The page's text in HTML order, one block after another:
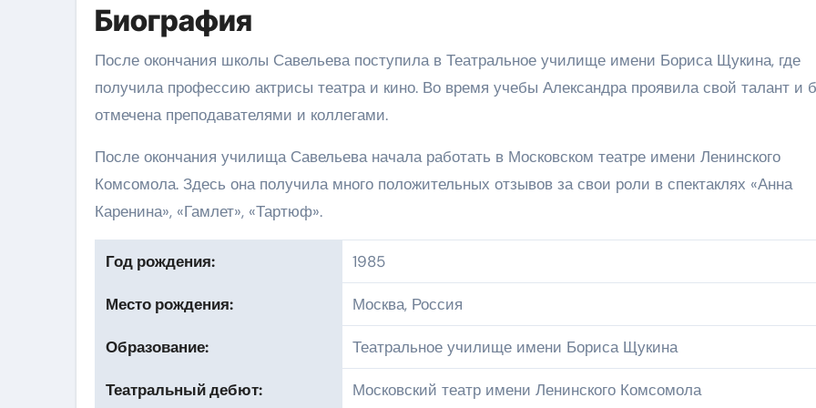
Биография
После окончания школы Савельева поступила в Театральное училище имени Бориса Щукина, где
получила профессию актрисы театра и кино. Во время учебы Александра проявила свой талант и
отмечена преподавателями и коллегами.
После окончания училища Савельева начала работать в Московском театре имени Ленинского
Комсомола. Здесь она получила много положительных отзывов за свои роли в спектаклях «Анна
Каренина», «Гамлет», «Тартюф».
Год рождения: 1985
Место рождения: Москва, Россия
Образование: Театральное училище имени Бориса Щукина
Театральный дебют: Московский театр имени Ленинского Комсомола